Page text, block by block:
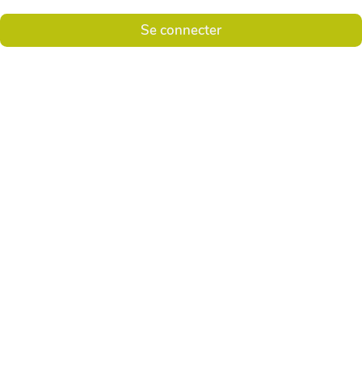
Se connecter